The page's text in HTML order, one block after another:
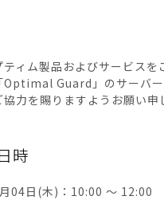
ィム製品およびサービスを
Optimal Guard」のサーバー
力を賜りますようお願い申
時
04日(木)：10:00 ～ 12:00